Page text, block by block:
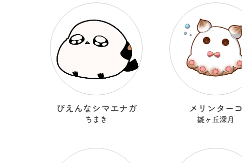
ぴえんなシマエナガ
ちまき
メリンターコ
雛ヶ丘深月